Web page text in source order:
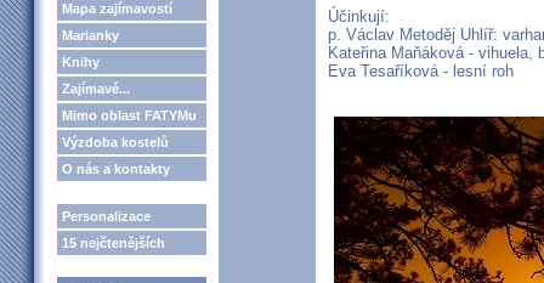
Mapa zajímavostí
Marianky
Knihy
Zajímavé...
Mimo oblast FATYMu
Výzdoba kostelů
O nás a kontakty
Personalizace
15 nejčtenějších
Účinkují:
p. Václav Metoděj Uhlíř:
Kateřina Maňáková - vihuela,
Eva Tesaříková - lesní roh